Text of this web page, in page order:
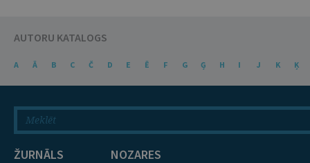
AUTORU KATALOGS
A Ā B C Č D E Ē F G Ģ H I J K Ķ
ŽURNĀLS
NOZARES